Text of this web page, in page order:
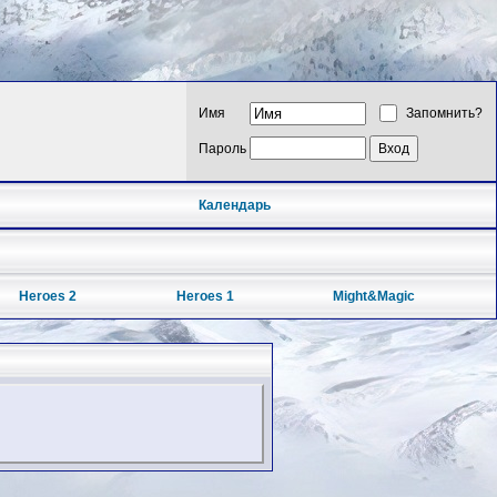
Имя Запомнить?
Пароль
Календарь
Heroes 2 Heroes 1 Might&Magic